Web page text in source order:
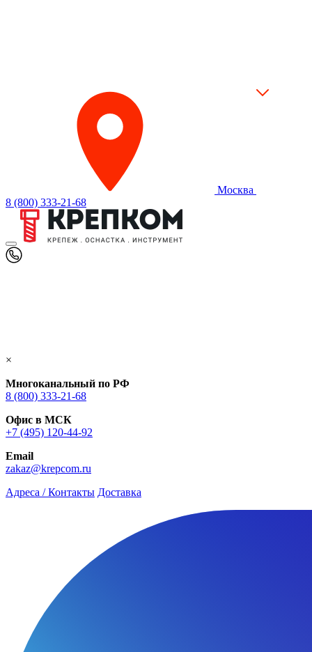
Москва
8 (800) 333-21-68
×
Многоканальный по РФ
8 (800) 333‑21-68
Офис в МСК
+7 (495) 120-44-92
Email
zakaz@krepcom.ru
Адреса / Контакты Доставка